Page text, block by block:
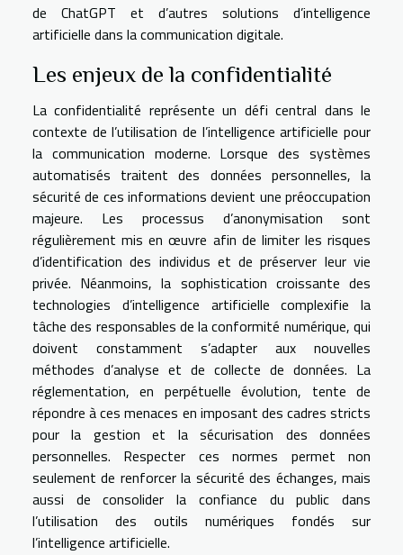
de ChatGPT et d’autres solutions d’intelligence
artificielle dans la communication digitale.
Les enjeux de la confidentialité
La confidentialité représente un défi central dans le
contexte de l’utilisation de l’intelligence artificielle pour
la communication moderne. Lorsque des systèmes
automatisés traitent des données personnelles, la
sécurité de ces informations devient une préoccupation
majeure. Les processus d’anonymisation sont
régulièrement mis en œuvre afin de limiter les risques
d’identification des individus et de préserver leur vie
privée. Néanmoins, la sophistication croissante des
technologies d’intelligence artificielle complexifie la
tâche des responsables de la conformité numérique, qui
doivent constamment s’adapter aux nouvelles
méthodes d’analyse et de collecte de données. La
réglementation, en perpétuelle évolution, tente de
répondre à ces menaces en imposant des cadres stricts
pour la gestion et la sécurisation des données
personnelles. Respecter ces normes permet non
seulement de renforcer la sécurité des échanges, mais
aussi de consolider la confiance du public dans
l’utilisation des outils numériques fondés sur
l’intelligence artificielle.